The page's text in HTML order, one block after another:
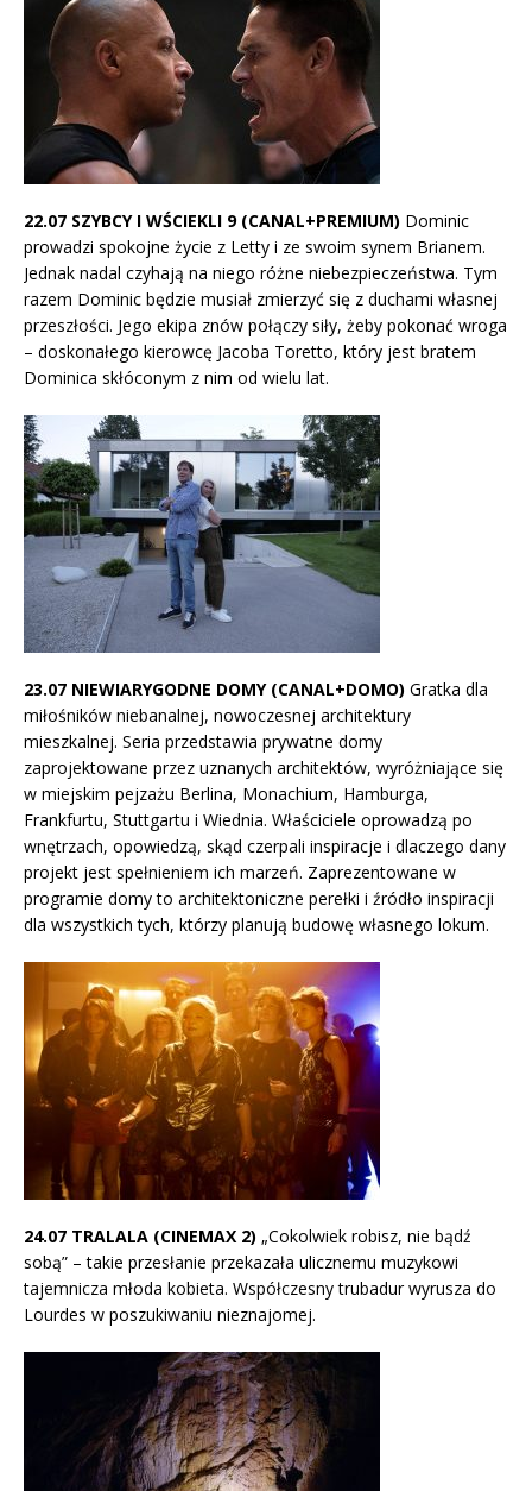
22.07 SZYBCY I WŚCIEKLI 9 (CANAL+PREMIUM) Dominic
prowadzi spokojne życie z Letty i ze swoim synem Brianem.
Jednak nadal czyhają na niego różne niebezpieczeństwa. Tym
razem Dominic będzie musiał zmierzyć się z duchami własnej
przeszłości. Jego ekipa znów połączy siły, żeby pokonać wroga
– doskonałego kierowcę Jacoba Toretto, który jest bratem
Dominica skłóconym z nim od wielu lat.
23.07 NIEWIARYGODNE DOMY (CANAL+DOMO) Gratka dla
miłośników niebanalnej, nowoczesnej architektury
mieszkalnej. Seria przedstawia prywatne domy
zaprojektowane przez uznanych architektów, wyróżniające się
w miejskim pejzażu Berlina, Monachium, Hamburga,
Frankfurtu, Stuttgartu i Wiednia. Właściciele oprowadzą po
wnętrzach, opowiedzą, skąd czerpali inspiracje i dlaczego dany
projekt jest spełnieniem ich marzeń. Zaprezentowane w
programie domy to architektoniczne perełki i źródło inspiracji
dla wszystkich tych, którzy planują budowę własnego lokum.
24.07 TRALALA (CINEMAX 2) „Cokolwiek robisz, nie bądź
sobą” – takie przesłanie przekazała ulicznemu muzykowi
tajemnicza młoda kobieta. Współczesny trubadur wyrusza do
Lourdes w poszukiwaniu nieznajomej.